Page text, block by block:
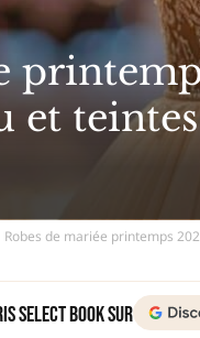
et
Robes de mariée printemps
Select Book sur